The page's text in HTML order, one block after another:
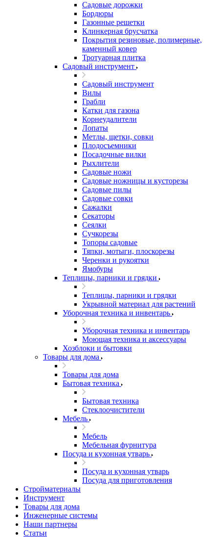
Садовые дорожки
Бордюры
Газонные решетки
Клинкерная брусчатка
Покрытия резиновые, полимерные,
каменный ковер
Тротуарная плитка
Садовый инструмент
Садовый инструмент
Вилы
Грабли
Катки для газона
Корнеудалители
Лопаты
Метлы, щетки, совки
Плодосъемники
Посадочные вилки
Рыхлители
Садовые ножи
Садовые ножницы и кусторезы
Садовые пилы
Садовые совки
Сажалки
Секаторы
Сеялки
Сучкорезы
Топоры садовые
Тяпки, мотыги, плоскорезы
Черенки и рукоятки
Ямобуры
Теплицы, парники и грядки
Теплицы, парники и грядки
Укрывной материал для растений
Уборочная техника и инвентарь
Уборочная техника и инвентарь
Моющая техника и аксессуары
Хозблоки и бытовки
Товары для дома
Товары для дома
Бытовая техника
Бытовая техника
Стеклоочистители
Мебель
Мебель
Мебельная фурнитура
Посуда и кухонная утварь
Посуда и кухонная утварь
Посуда для приготовления
Стройматериалы
Инструмент
Товары для дома
Инженерные системы
Наши партнеры
Статьи